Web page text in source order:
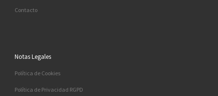
Contacto
Notas Legales
Política de Cookies
Política de Privacidad RGPD